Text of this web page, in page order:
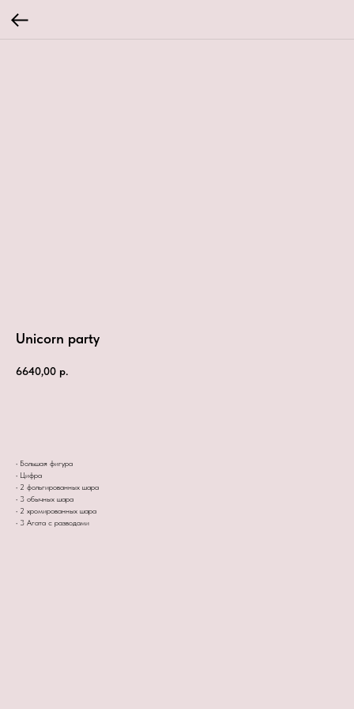
Unicorn party
6640,00 р.
• Большая фигура
• Цифра
• 2 фольгированных шара
• 3 обычных шара
• 2 хромированных шара
• 3 Агата с разводами